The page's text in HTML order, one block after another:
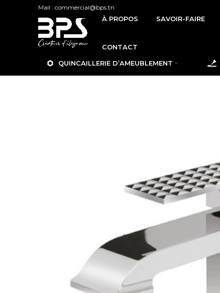
Mail : commercial@bps.tn
À PROPOS SAVOIR-FAIRE
CONTACT
QUINCAILLERIE D’AMEUBLEMENT